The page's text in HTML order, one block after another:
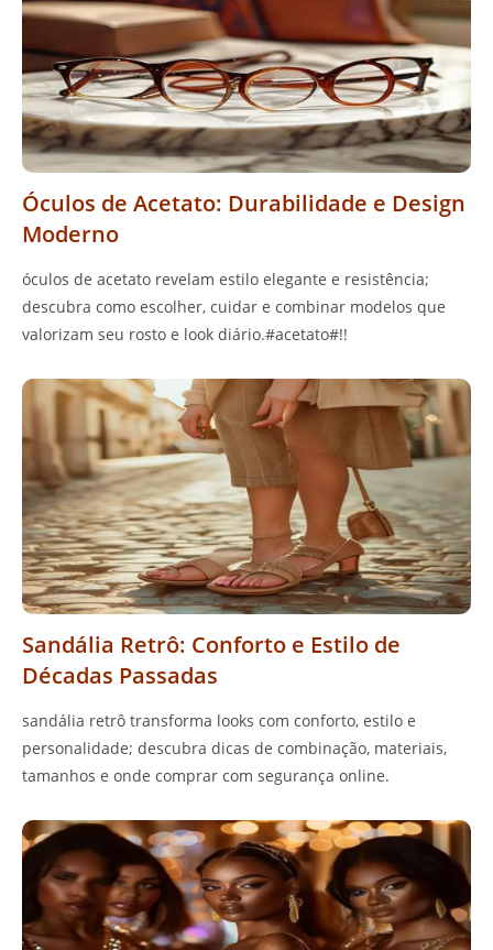
Óculos de Acetato: Durabilidade e Design
Moderno
óculos de acetato revelam estilo elegante e resistência;
descubra como escolher, cuidar e combinar modelos que
valorizam seu rosto e look diário.#acetato#!!
Sandália Retrô: Conforto e Estilo de
Décadas Passadas
sandália retrô transforma looks com conforto, estilo e
personalidade; descubra dicas de combinação, materiais,
tamanhos e onde comprar com segurança online.